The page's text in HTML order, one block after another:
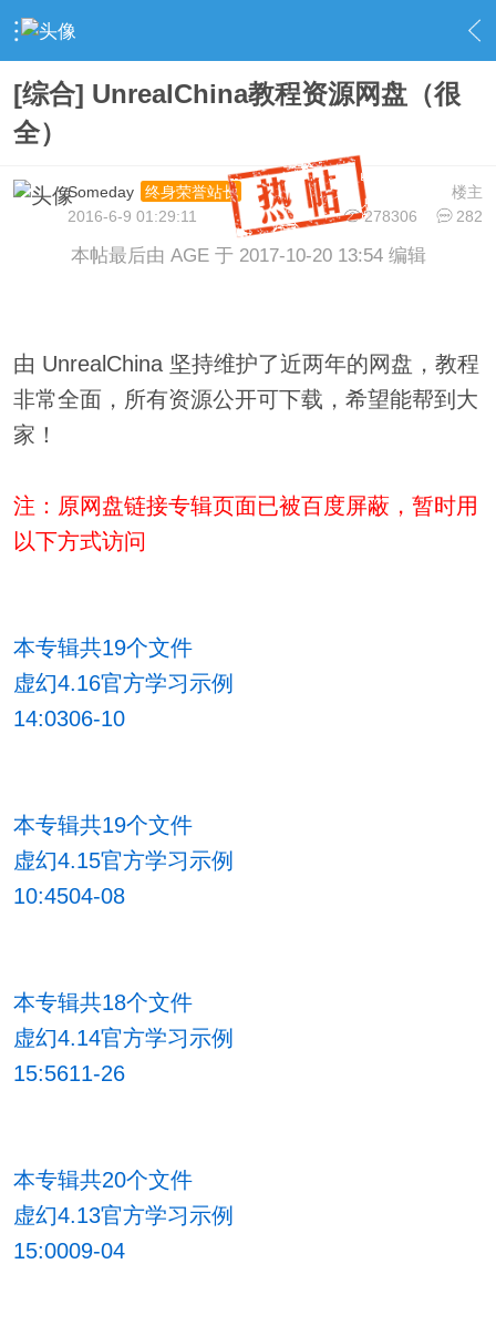
› UnrealEngine 4 专区 › UE4 教学资料 › 内容
[综合] UnrealChina教程资源网盘（很
全）
楼主
Someday
终身荣誉站长
278306
282
2016-6-9 01:29:11
本帖最后由 AGE 于 2017-10-20 13:54 编辑
由 UnrealChina 坚持维护了近两年的网盘，教程
非常全面，所有资源公开可下载，希望能帮到大
家！
注：原网盘链接专辑页面已被百度屏蔽，暂时用
以下方式访问
本专辑共19个文件
虚幻4.16官方学习示例
14:0306-10
本专辑共19个文件
虚幻4.15官方学习示例
10:4504-08
本专辑共18个文件
虚幻4.14官方学习示例
15:5611-26
本专辑共20个文件
虚幻4.13官方学习示例
15:0009-04